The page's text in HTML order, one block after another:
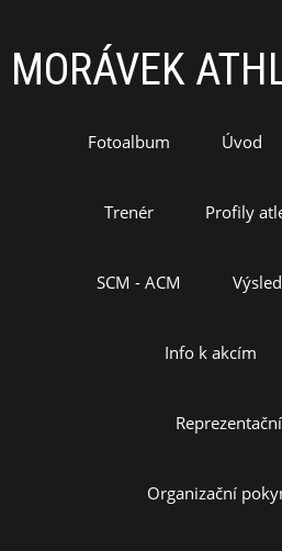
MORÁVEK
Fotoalbum Úvod
Trenér Profily
SCM - ACM
Info k akcím
Organizační